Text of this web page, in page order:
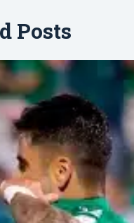
Posts